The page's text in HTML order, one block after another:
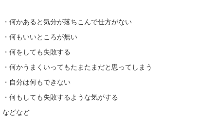
・何かあると気分が落ちこんで仕方がない
・何もいいところが無い
・何をしても失敗する
・何かうまくいってもたまたまだと思ってしまう
・自分は何もできない
・何もしても失敗するような気がする
などなど